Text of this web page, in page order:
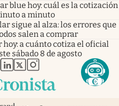
blue hoy: cuál es la cotización
a minuto
sigue al alza: los errores que
salen a comprar
hoy: a cuánto cotiza el oficial
sábado 8 de agosto
en nueva pestaña
abre en nueva pestaña
abre en nueva pestaña
abre en nueva pestaña
abre en nueva pestaña